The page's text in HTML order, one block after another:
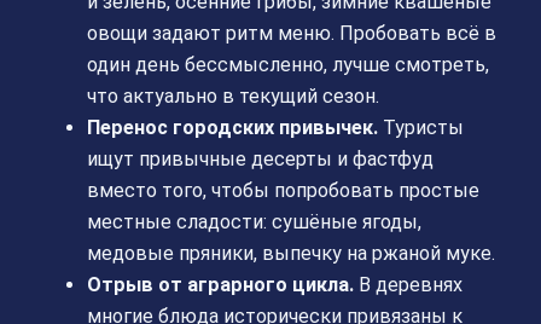
овощи задают ритм меню. Пробовать всё в
один день бессмысленно, лучше смотреть,
что актуально в текущий сезон.
Перенос городских привычек. Туристы
ищут привычные десерты и фастфуд
вместо того, чтобы попробовать простые
местные сладости: сушёные ягоды,
медовые пряники, выпечку на ржаной муке.
Отрыв от аграрного цикла. В деревнях
многие блюда исторически привязаны к